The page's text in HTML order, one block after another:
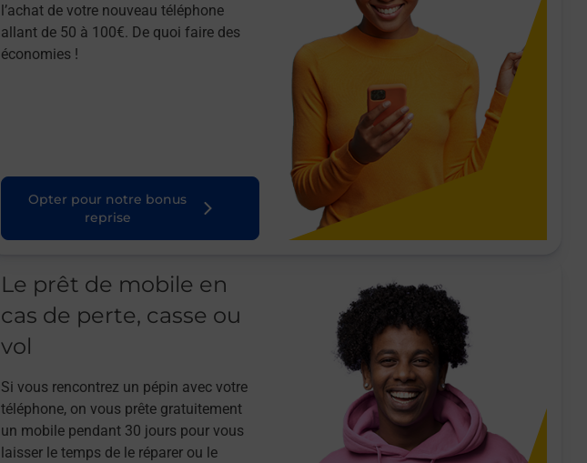
l’achat de votre nouveau téléphone
allant de 50 à 100€. De quoi faire des
économies !
Opter pour notre bonus
reprise
Le prêt de mobile en
cas de perte, casse ou
vol
Si vous rencontrez un pépin avec votre
téléphone, on vous prête gratuitement
un mobile pendant 30 jours pour vous
laisser le temps de le réparer ou le